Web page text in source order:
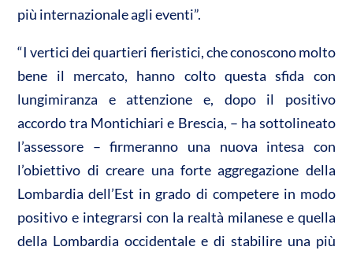
più internazionale agli eventi”.
“I vertici dei quartieri fieristici, che conoscono molto
bene il mercato, hanno colto questa sfida con
lungimiranza e attenzione e, dopo il positivo
accordo tra Montichiari e Brescia, – ha sottolineato
l’assessore – firmeranno una nuova intesa con
l’obiettivo di creare una forte aggregazione della
Lombardia dell’Est in grado di competere in modo
positivo e integrarsi con la realtà milanese e quella
della Lombardia occidentale e di stabilire una più